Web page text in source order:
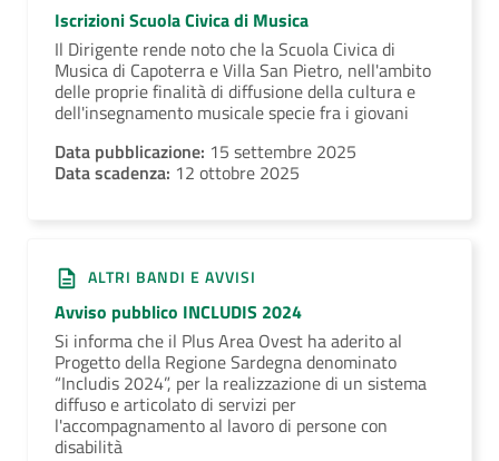
Iscrizioni Scuola Civica di Musica
Il Dirigente rende noto che la Scuola Civica di
Musica di Capoterra e Villa San Pietro, nell'ambito
delle proprie finalità di diffusione della cultura e
dell'insegnamento musicale specie fra i giovani
Data pubblicazione: 15 settembre 2025
Data scadenza: 12 ottobre 2025
ALTRI BANDI E AVVISI
Avviso pubblico INCLUDIS 2024
Si informa che il Plus Area Ovest ha aderito al
Progetto della Regione Sardegna denominato
“Includis 2024”, per la realizzazione di un sistema
diffuso e articolato di servizi per
l'accompagnamento al lavoro di persone con
disabilità